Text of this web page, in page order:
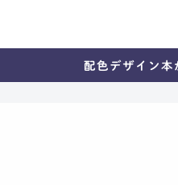
配色デザイン本